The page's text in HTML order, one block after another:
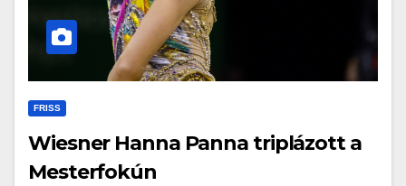
FRISS
Wiesner Hanna Panna triplázott a
Mesterfokún